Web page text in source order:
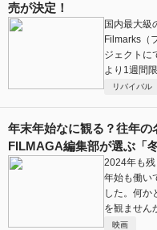
売が決定！
国内最大級
Filmarks（
ジェクトに
より1週間
リバイバル
年末年始なに観る？往年の
FILMAGA編集部が選ぶ「
2024年も
年始も働い
した。何か
を観ません
映画